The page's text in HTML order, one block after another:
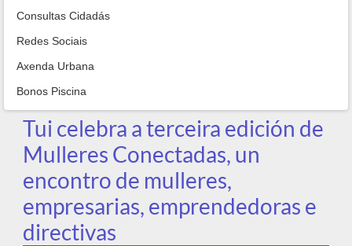
Consultas Cidadás
Redes Sociais
Axenda Urbana
Bonos Piscina
Tui celebra a terceira edición de
Mulleres Conectadas, un
encontro de mulleres,
empresarias, emprendedoras e
directivas